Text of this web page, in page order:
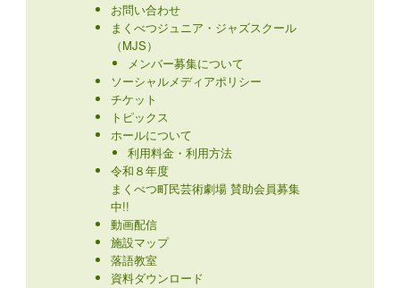
お問い合わせ
まくべつジュニア・ジャズスクール
（MJS）
メンバー募集について
ソーシャルメディアポリシー
チケット
トピックス
ホールについて
利用料金・利用方法
令和８年度
まくべつ町民芸術劇場 賛助会員募集
中!!
動画配信
施設マップ
落語教室
資料ダウンロード